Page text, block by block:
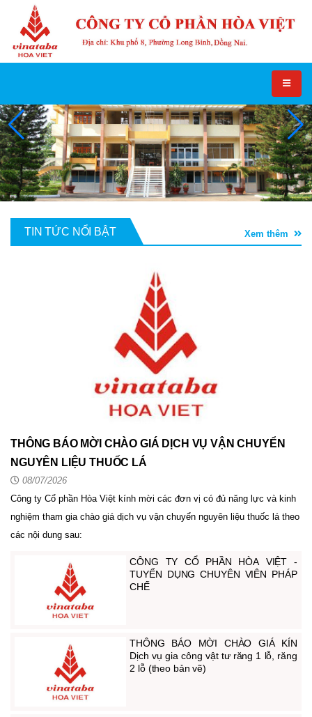
TIN TỨC NỔI BẬT Xem thêm
THÔNG BÁO MỜI CHÀO GIÁ DỊCH VỤ VẬN CHUYỂN
NGUYÊN LIỆU THUỐC LÁ
08/07/2026
Công ty Cổ phần Hòa Việt kính mời các đơn vị có đủ năng lực và kinh
nghiệm tham gia chào giá dịch vụ vận chuyển nguyên liệu thuốc lá theo
các nội dung sau:
CÔNG TY CỔ PHẦN HÒA VIỆT -
TUYỂN DỤNG CHUYÊN VIÊN PHÁP
CHẾ
THÔNG BÁO MỜI CHÀO GIÁ KÍN
Dịch vụ gia công vật tư răng 1 lỗ, răng
2 lỗ (theo bản vẽ)